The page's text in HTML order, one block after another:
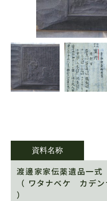
資料名称
渡邊家家伝薬遺品一式
（ ワタナベケ カデ
）